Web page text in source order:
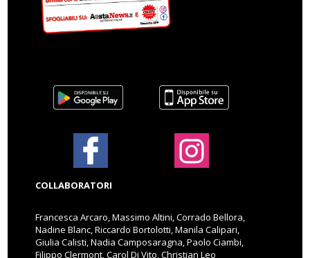
COLLABORATORI
Francesca Arcaro, Massimo Altini, Corrado Bellora,
Nadine Blanc, Riccardo Bortolotti, Manila Calipari,
Giulia Calisti, Nadia Camposaragna, Paolo Ciambi,
Filippo Clermont, Carol Di Vito, Christian Leo